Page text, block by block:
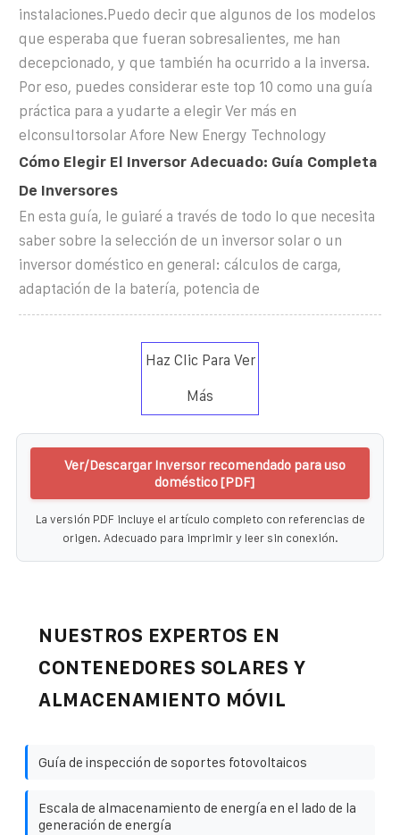
instalaciones.Puedo decir que algunos de los modelos
que esperaba que fueran sobresalientes, me han
decepcionado, y que también ha ocurrido a la inversa.
Por eso, puedes considerar este top 10 como una guía
práctica para a yudarte a elegir Ver más en
elconsultorsolar Afore New Energy Technology
Cómo Elegir El Inversor Adecuado: Guía Completa
De Inversores
En esta guía, le guiaré a través de todo lo que necesita
saber sobre la selección de un inversor solar o un
inversor doméstico en general: cálculos de carga,
adaptación de la batería, potencia de
Haz Clic Para Ver
Más
Ver/Descargar Inversor recomendado para uso
doméstico [PDF]
La versión PDF incluye el artículo completo con referencias de
origen. Adecuado para imprimir y leer sin conexión.
NUESTROS EXPERTOS EN
CONTENEDORES SOLARES Y
ALMACENAMIENTO MÓVIL
Guía de inspección de soportes fotovoltaicos
Escala de almacenamiento de energía en el lado de la
generación de energía